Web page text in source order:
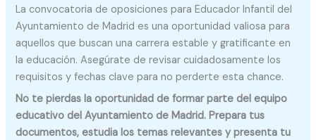
La convocatoria de oposiciones para Educador Infantil del
Ayuntamiento de Madrid es una oportunidad valiosa para
aquellos que buscan una carrera estable y gratificante en
la educación. Asegúrate de revisar cuidadosamente los
requisitos y fechas clave para no perderte esta chance.
No te pierdas la oportunidad de formar parte del equipo
educativo del Ayuntamiento de Madrid. Prepara tus
documentos, estudia los temas relevantes y presenta tu